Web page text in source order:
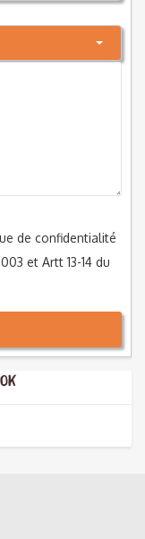
de confidentialité
et Artt 13-14 du